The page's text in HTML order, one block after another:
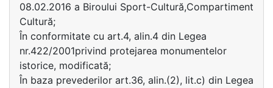
08.02.2016 a Biroului Sport-Cultură,Compartiment
Cultură;
În conformitate cu art.4, alin.4 din Legea
nr.422/2001privind protejarea monumentelor
istorice, modificată;
În baza prevederilor art.36, alin.(2), lit.c) din Legea